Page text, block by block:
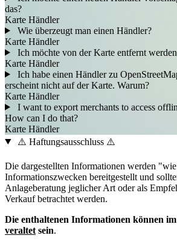
das?
Karte Händler
Wie überzeugt man einen Händler?
Karte Händler
Ich möchte von der Karte entfernt
Karte Händler
Ich habe einen Händler zu
erscheint nicht auf der Karte. Warum?
Karte Händler
I want to export merchants to access
How can I do that?
Karte Händler
⚠️ Haftungsausschluss ⚠️
Die dargestellten Informationen werden
Informationszwecken bereitgestellt und
Anlageberatung jeglicher Art oder als
Verkauf betrachtet werden.
Die enthaltenen Informationen können
veraltet sein.